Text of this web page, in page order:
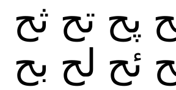
پح تح ثح
ئح لح بح